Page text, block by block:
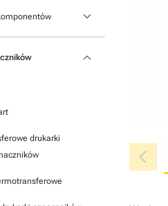
keyboard_arrow_down
keyboard_arrow_down
drukarki
chevron_left